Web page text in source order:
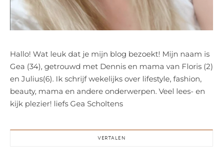
Hallo! Wat leuk dat je mijn blog bezoekt! Mijn naam is
Gea (34), getrouwd met Dennis en mama van Floris (2)
en Julius(6). Ik schrijf wekelijks over lifestyle, fashion,
beauty, mama en andere onderwerpen. Veel lees- en
kijk plezier! liefs Gea Scholtens
VERTALEN